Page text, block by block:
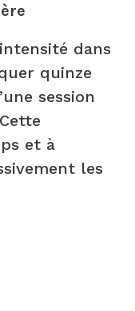
dans
quinze
session
et à
les